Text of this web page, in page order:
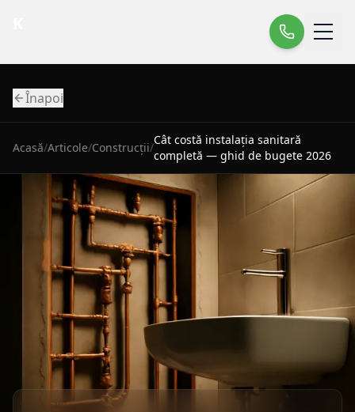
Înapoi
Acasă/Articole/Construcții/
Cât costă instalația sanitară
completă — ghid de bugete 2026